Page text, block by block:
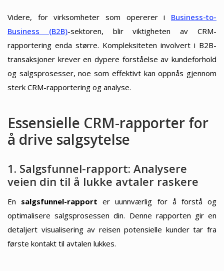
Videre, for virksomheter som opererer i Business-to-
Business (B2B)-sektoren, blir viktigheten av CRM-
rapportering enda større. Kompleksiteten involvert i B2B-
transaksjoner krever en dypere forståelse av kundeforhold
og salgsprosesser, noe som effektivt kan oppnås gjennom
sterk CRM-rapportering og analyse.
Essensielle CRM-rapporter for
å drive salgsytelse
1. Salgsfunnel-rapport: Analysere
veien din til å lukke avtaler raskere
En salgsfunnel-rapport er uunnværlig for å forstå og
optimalisere salgsprosessen din. Denne rapporten gir en
detaljert visualisering av reisen potensielle kunder tar fra
første kontakt til avtalen lukkes.